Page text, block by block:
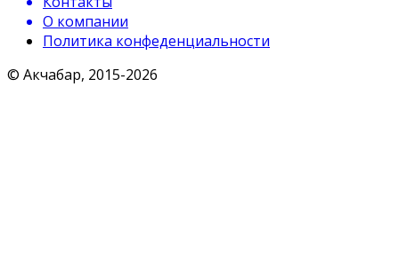
О компании
Политика конфеденциальности
© Акчабар, 2015-2026